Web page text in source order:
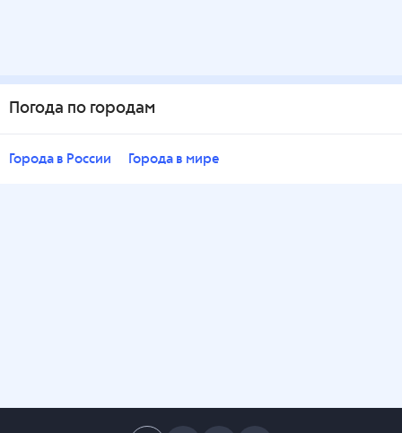
Погода по городам
Города в России Города в мире